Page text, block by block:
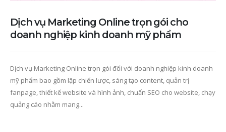
Dịch vụ Marketing Online trọn gói cho
doanh nghiệp kinh doanh mỹ phẩm
Dịch vụ Marketing Online trọn gói đối với doanh nghiệp kinh doanh
mỹ phẩm bao gồm lập chiến lược, sáng tạo content, quản trị
fanpage, thiết kế website và hình ảnh, chuẩn SEO cho website, chạy
quảng cáo nhằm mang...